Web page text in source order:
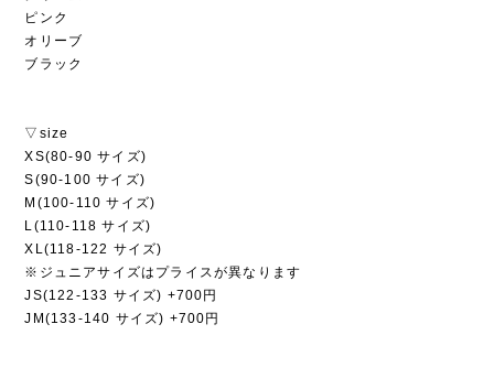
ピンク
オリーブ
ブラック
▽size
XS(80-90 サイズ)
S(90-100 サイズ)
M(100-110 サイズ)
L(110-118 サイズ)
XL(118-122 サイズ)
※ジュニアサイズはプライスが異なります
JS(122-133 サイズ) +700円
JM(133-140 サイズ) +700円